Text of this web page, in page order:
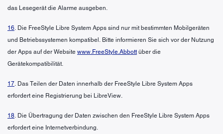
das Lesegerät die Alarme ausgeben.
16. Die FreeStyle Libre System Apps sind nur mit bestimmten Mobilgeräten
und Betriebssystemen kompatibel. Bitte informieren Sie sich vor der Nutzung
der Apps auf der Website www.FreeStyle.Abbott über die
Gerätekompatibilität.
17. Das Teilen der Daten innerhalb der FreeStyle Libre System Apps
erfordert eine Registrierung bei LibreView.
18. Die Übertragung der Daten zwischen den FreeStyle Libre System Apps
erfordert eine Internetverbindung.